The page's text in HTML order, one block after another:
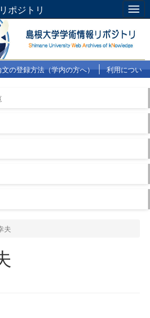
ポジトリ
文の登録方法（学内の方へ）
利用につい
夫